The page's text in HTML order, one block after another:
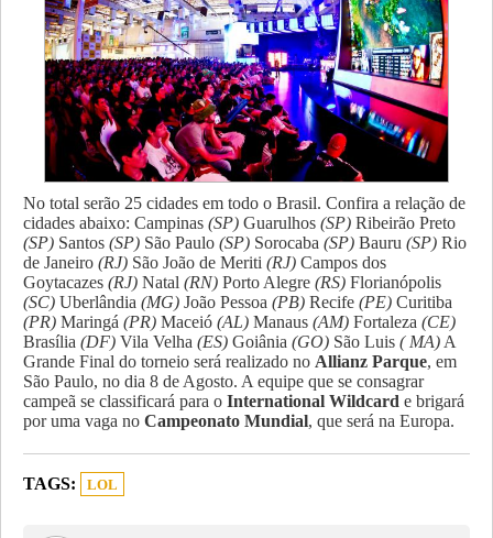
No total serão 25 cidades em todo o Brasil. Confira a relação de
cidades abaixo: Campinas (SP) Guarulhos (SP) Ribeirão Preto
(SP) Santos (SP) São Paulo (SP) Sorocaba (SP) Bauru (SP) Rio
de Janeiro (RJ) São João de Meriti (RJ) Campos dos
Goytacazes (RJ) Natal (RN) Porto Alegre (RS) Florianópolis
(SC) Uberlândia (MG) João Pessoa (PB) Recife (PE) Curitiba
(PR) Maringá (PR) Maceió (AL) Manaus (AM) Fortaleza (CE)
Brasília (DF) Vila Velha (ES) Goiânia (GO) São Luis ( MA) A
Grande Final do torneio será realizado no Allianz Parque, em
São Paulo, no dia 8 de Agosto. A equipe que se consagrar
campeã se classificará para o International Wildcard e brigará
por uma vaga no Campeonato Mundial, que será na Europa.
TAGS: LOL